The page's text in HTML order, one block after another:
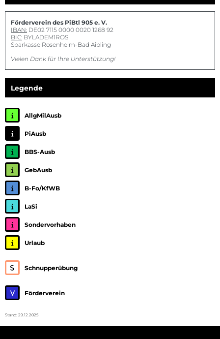
Förderverein des PiBtl 905 e. V.
IBAN: DE02 7115 0000 0020 1268 92
BIC: BYLADEM1ROS
Sparkasse Rosenheim-Bad Aibling
Vielen Dank für Ihre Unterstützung!
Legende
AllgMilAusb
PiAusb
BBS-Ausb
GebAusb
B-Fo/KfWB
LaSi
Sondervorhaben
Urlaub
Schnupperübung
Förderverein
Stand: 29.12.2025